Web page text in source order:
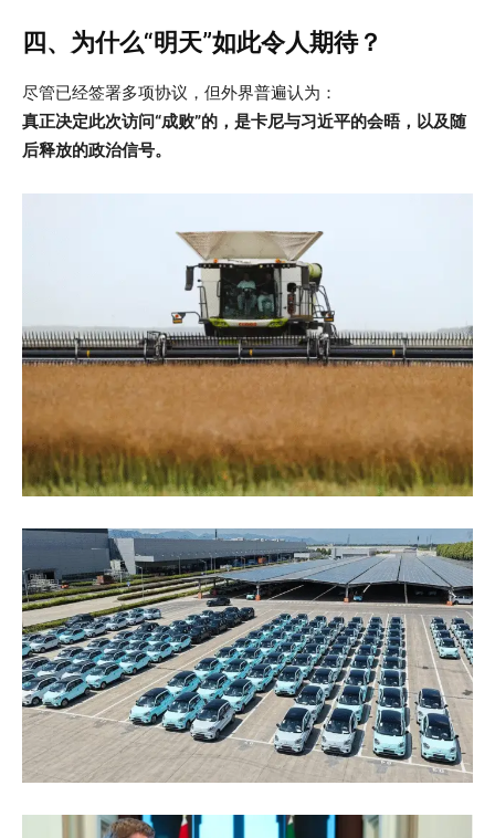
四、为什么“明天”如此令人期待？
尽管已经签署多项协议，但外界普遍认为：
真正决定此次访问“成败”的，是卡尼与习近平的会晤，以及随
后释放的政治信号。